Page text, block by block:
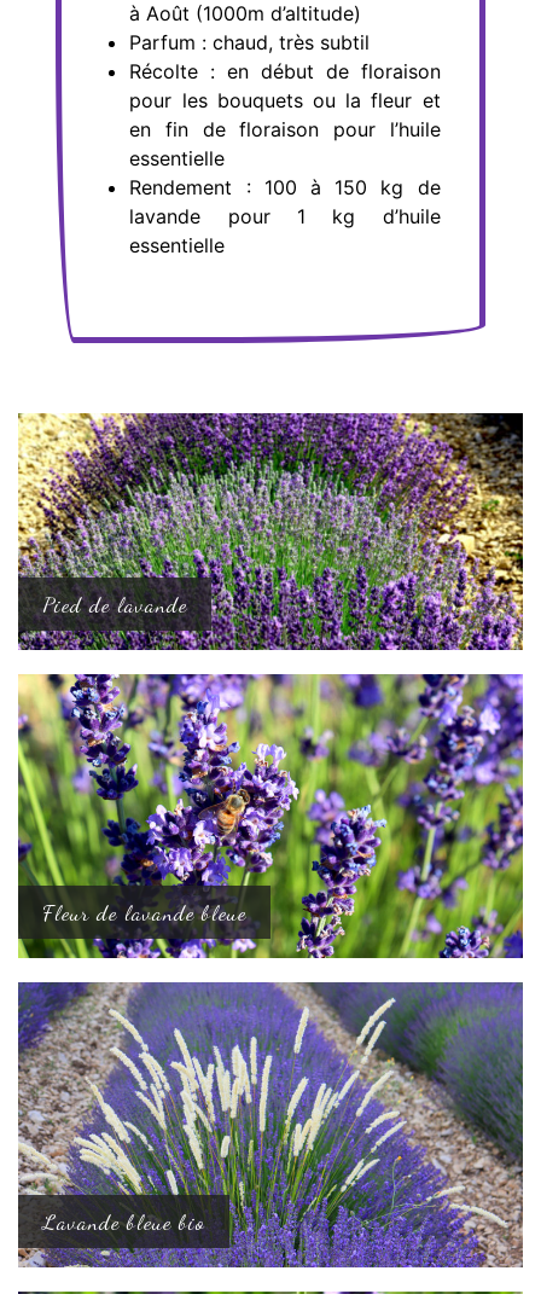
à Août (1000m d’altitude)
Parfum : chaud, très subtil
Récolte : en début de floraison
pour les bouquets ou la fleur et
en fin de floraison pour l’huile
essentielle
Rendement : 100 à 150 kg de
lavande pour 1 kg d’huile
essentielle
Pied de lavande
Fleur de lavande bleue
Lavande bleue bio